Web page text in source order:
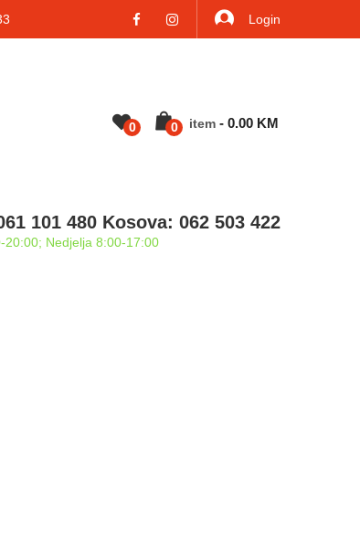
Login
0 0 Item - 0.00 KM
101 480 Kosova: 062 503 422
20:00; Nedjelja 8:00-17:00